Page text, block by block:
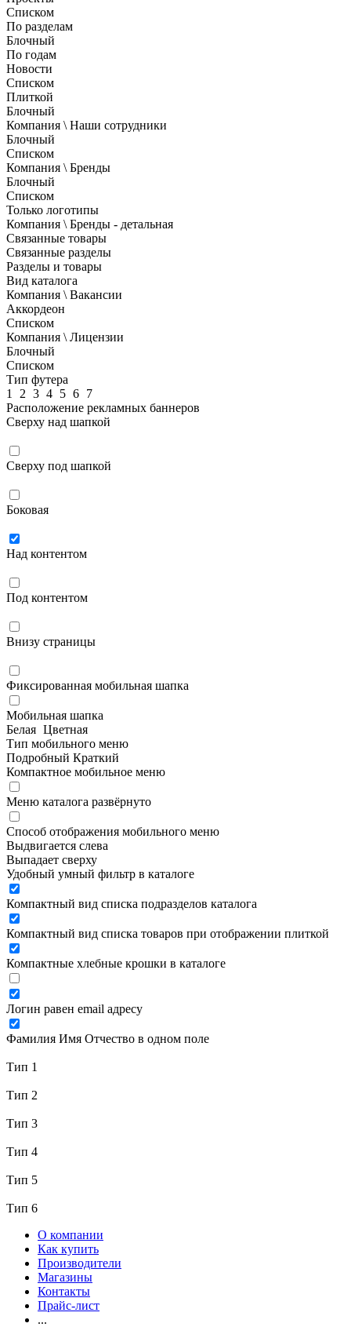
Списком
По разделам
Блочный
По годам
Новости
Списком
Плиткой
Блочный
Компания \ Наши сотрудники
Блочный
Списком
Компания \ Бренды
Блочный
Списком
Только логотипы
Компания \ Бренды - детальная
Связанные товары
Связанные разделы
Разделы и товары
Вид каталога
Компания \ Вакансии
Аккордеон
Списком
Компания \ Лицензии
Блочный
Списком
Тип футера
1
2 3 4 5 6 7
Расположение рекламных баннеров
Сверху над шапкой
Сверху под шапкой
Боковая
Над контентом
Под контентом
Внизу страницы
Фиксированная мобильная шапка
Мобильная шапка
Белая Цветная
Тип мобильного меню
Подробный Краткий
Компактное мобильное меню
Меню каталога развёрнуто
Способ отображения мобильного меню
Выдвигается слева
Выпадает сверху
Удобный умный фильтр в каталоге
Компактный вид списка подразделов каталога
Компактный вид списка товаров при отображении плиткой
Компактные хлебные крошки в каталоге
Логин равен email адресу
Фамилия Имя Отчество в одном поле
Тип 1
Тип 2
Тип 3
Тип 4
Тип 5
Тип 6
О компании
Как купить
Производители
Магазины
Контакты
Прайс-лист
...